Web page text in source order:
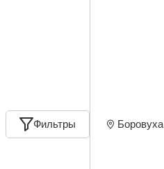
Фильтры Боровуха